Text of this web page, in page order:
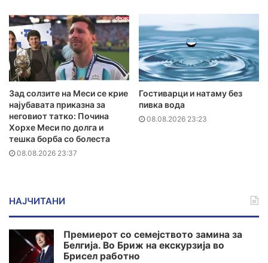
Зад солзите на Меси се крие
најубавата приказна за
неговиот татко: Почина
Хорхе Меси по долга и
тешка борба со болеста
08.08.2026 23:37
Гостиварци и натаму без
пивка вода
08.08.2026 23:23
НАЈЧИТАНИ
Премиерот со семејството замина за
Белгија. Во Бриж на екскурзија во
Брисел работно